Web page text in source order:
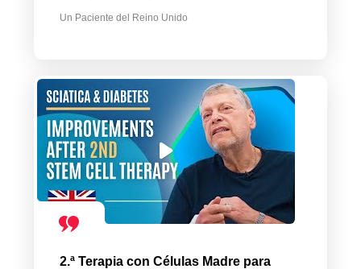
Un Paciente del Reino Unido
2.ª Terapia con Células Madre para